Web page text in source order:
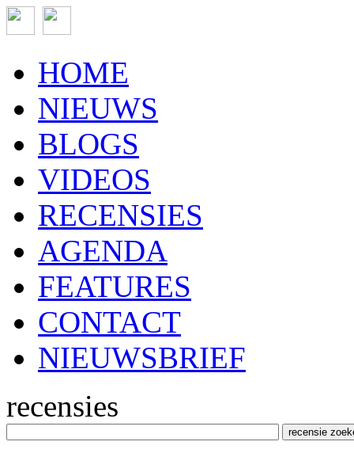
HOME
NIEUWS
BLOGS
VIDEOS
RECENSIES
AGENDA
FEATURES
CONTACT
NIEUWSBRIEF
recensies